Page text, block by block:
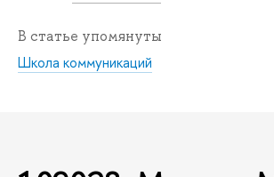
В статье упомянуты
Школа коммуникаций